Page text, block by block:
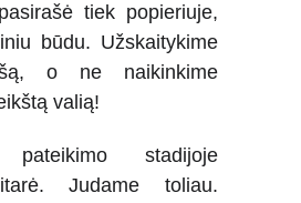
tiek popieriuje,
būdu. Užskaitykime
o ne naikinkime
valią!
pateikimo stadijoje
Judame toliau.